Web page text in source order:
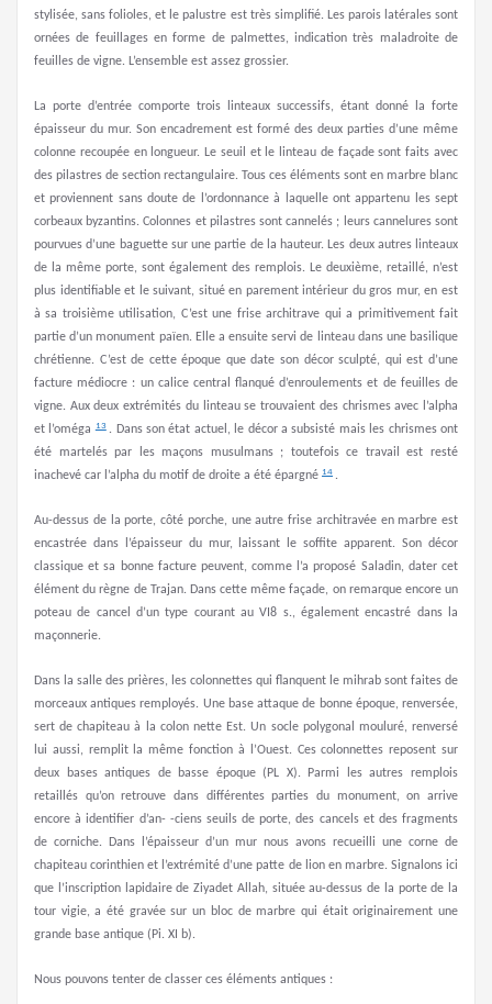
stylisée, sans folioles, et le palustre est très simplifié. Les parois latérales sont
ornées de feuillages en forme de palmettes, indication très maladroite de
feuilles de vigne. L’ensemble est assez grossier.
La porte d’entrée comporte trois linteaux successifs, étant donné la forte
épaisseur du mur. Son encadrement est formé des deux parties d’une même
colonne recoupée en longueur. Le seuil et le linteau de façade sont faits avec
des pilastres de section rectangulaire. Tous ces éléments sont en marbre blanc
et proviennent sans doute de l’ordonnance à laquelle ont appartenu les sept
corbeaux byzantins. Colonnes et pilastres sont cannelés ; leurs cannelures sont
pourvues d’une baguette sur une partie de la hauteur. Les deux autres linteaux
de la même porte, sont également des remplois. Le deuxième, retaillé, n’est
plus identifiable et le suivant, situé en parement intérieur du gros mur, en est
à sa troisième utilisation, C’est une frise architrave qui a primitivement fait
partie d’un monument païen. Elle a ensuite servi de linteau dans une basilique
chrétienne. C’est de cette époque que date son décor sculpté, qui est d’une
facture médiocre : un calice central flanqué d’enroulements et de feuilles de
vigne. Aux deux extrémités du linteau se trouvaient des chrismes avec l’alpha
et l’oméga13 . Dans son état actuel, le décor a subsisté mais les chrismes ont
été martelés par les maçons musulmans ; toutefois ce travail est resté
inachevé car l’alpha du motif de droite a été épargné 14 .
Au-dessus de la porte, côté porche, une autre frise architravée en marbre est
encastrée dans l’épaisseur du mur, laissant le soffite apparent. Son décor
classique et sa bonne facture peuvent, comme l’a proposé Saladin, dater cet
élément du règne de Trajan. Dans cette même façade, on remarque encore un
poteau de cancel d’un type courant au VI8 s., également encastré dans la
maçonnerie.
Dans la salle des prières, les colonnettes qui flanquent le mihrab sont faites de
morceaux antiques remployés. Une base attaque de bonne époque, renversée,
sert de chapiteau à la colon nette Est. Un socle polygonal mouluré, renversé
lui aussi, remplit la même fonction à l’Ouest. Ces colonnettes reposent sur
deux bases antiques de basse époque (PL X). Parmi les autres remplois
retaillés qu’on retrouve dans différentes parties du monument, on arrive
encore à identifier d’an- -ciens seuils de porte, des cancels et des fragments
de corniche. Dans l’épaisseur d’un mur nous avons recueilli une corne de
chapiteau corinthien et l’extrémité d’une patte de lion en marbre. Signalons ici
que l’inscription lapidaire de Ziyadet Allah, située au-dessus de la porte de la
tour vigie, a été gravée sur un bloc de marbre qui était originairement une
grande base antique (Pi. XI b).
Nous pouvons tenter de classer ces éléments antiques :